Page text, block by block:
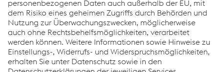
TERRA NX - BroschürePDF | 2,12 MB
Links
Support & Service